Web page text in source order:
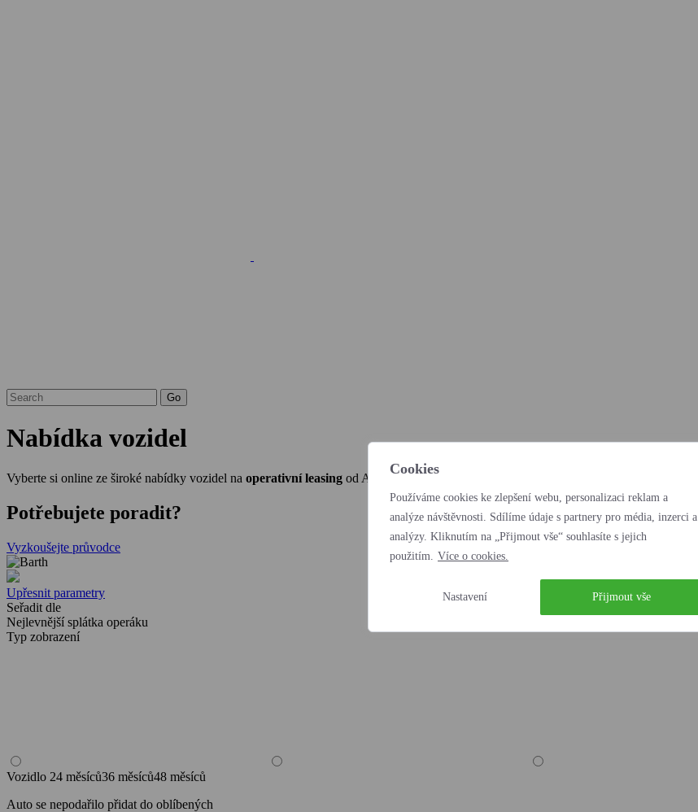
Cookies
Používáme cookies ke zlepšení webu, personalizaci reklam a
analýze návštěvnosti. Sdílíme údaje s partnery pro média, inzerci a
analýzy. Kliknutím na „Přijmout vše“ souhlasíte s jejich
použitím. Více o cookies.
Nastavení Přijmout vše
Nabídka vozidel
Vyberte si online ze široké nabídky vozidel na operativní leasing od Autocentra BARTH a.s.
Potřebujete poradit?
Vyzkoušejte průvodce
Upřesnit parametry
Seřadit dle
Nejlevnější splátka operáku
Typ zobrazení
Vozidlo 24 měsíců36 měsíců48 měsíců
Auto se nepodařilo přidat do oblíbených